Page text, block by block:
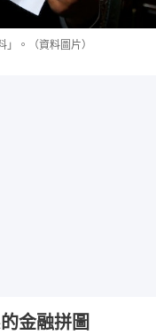
。（資料圖片）
金融拼圖